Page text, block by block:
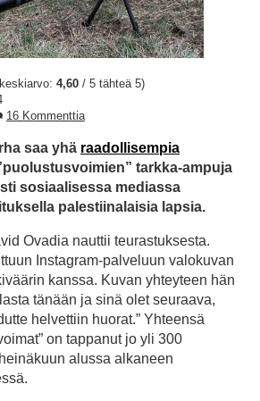
4,60 / 5 tähteä 5)
16 Kommenttia
saa yhä raadollisempia
tarkka-ampuja
sosiaalisessa mediassa
palestiinalaisia lapsia.
Ovadia nauttii teurastuksesta.
Instagram-palveluun valokuvan
kanssa. Kuvan yhteyteen hän
tänään ja sinä olet seuraava,
helvettiin huorat.” Yhteensä
on tappanut jo yli 300
alussa alkaneen